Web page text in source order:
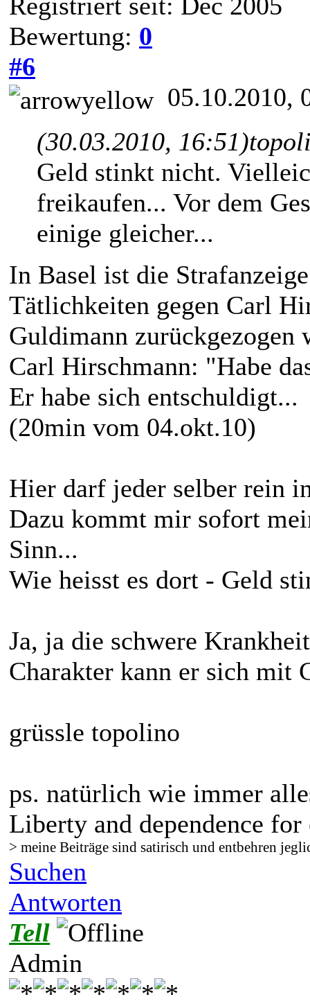
Bewertung: 0
#6
05.10.2010,
(30.03.2010, 16:51)
Geld stinkt nicht.
freikaufen... Vor dem
einige gleicher...
In Basel ist die
Tätlichkeiten gegen Carl
Guldimann zurückgezogen
Carl Hirschmann: "Habe
Er habe sich entschuldigt...
(20min vom 04.okt.10)
Hier darf jeder selber rein
Dazu kommt mir sofort
Sinn...
Wie heisst es dort - Geld
Ja, ja die schwere
Charakter kann er sich mit
grüssle topolino
ps. natürlich wie immer
Liberty and dependence for
> meine Beiträge sind satirisch und entbehren
Suchen
Antworten
Tell
Admin